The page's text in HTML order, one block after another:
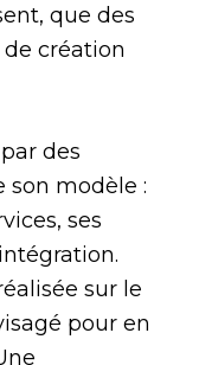
que des
de création
des
son modèle :
ses
sur le
pour en